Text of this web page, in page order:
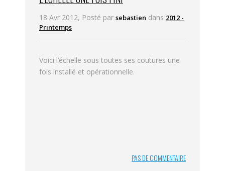
18 Avr 2012, Posté par sebastien dans 2012 -
Printemps
Voici l’échelle sous toutes ses coutures une
fois installé et opérationnelle.
PAS DE COMMENTAIRE